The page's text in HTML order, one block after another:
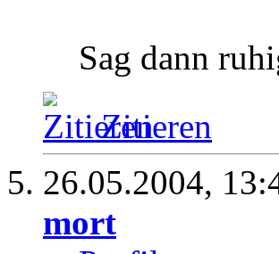
Sag dann
Zitieren
26.05.2004,
mort